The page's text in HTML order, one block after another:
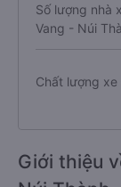
Số lượng nhà
Vang - Núi
Chất lượng xe
Giới thiệu